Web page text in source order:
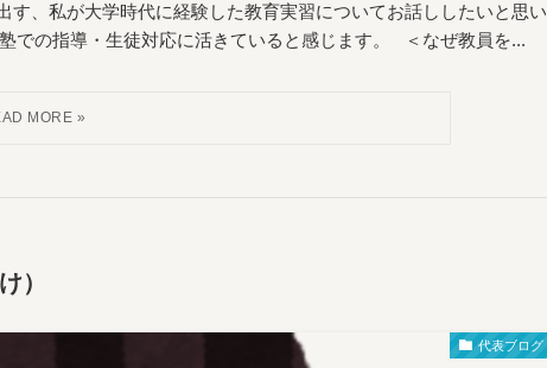
、私が大学時代に経験した教育実習についてお話ししたいと思い
での指導・生徒対応に活きていると感じます。 ＜なぜ教員を...
）
代表ブログ